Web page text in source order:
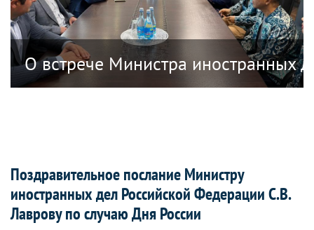
дел Республики Южная Осетия
О встрече Министра иностранных
Поздравительное послание Министру
иностранных дел Российской Федерации С.В.
Лаврову по случаю Дня России